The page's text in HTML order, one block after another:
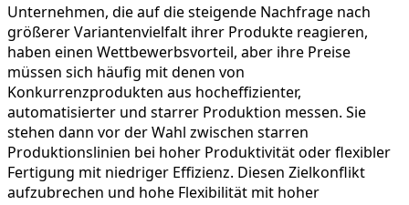
Unternehmen, die auf die steigende Nachfrage nach
größerer Variantenvielfalt ihrer Produkte reagieren,
haben einen Wettbewerbsvorteil, aber ihre Preise
müssen sich häufig mit denen von
Konkurrenzprodukten aus hocheffizienter,
automatisierter und starrer Produktion messen. Sie
stehen dann vor der Wahl zwischen starren
Produktionslinien bei hoher Produktivität oder flexibler
Fertigung mit niedriger Effizienz. Diesen Zielkonflikt
aufzubrechen und hohe Flexibilität mit hoher